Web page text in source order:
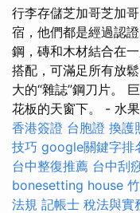
行李存儲芝加哥芝加
宿，他們都是經過認
鋼，磚和木材結合在
搭配，可滿足所有放
大的“雜誌”鋼刀片。
花板的天窗下。 - 水
香港簽證 台胞證 換護
技巧 google關鍵字排
台中整復推薦 台中刮
bonesetting house
法規 記帳士 稅法與實